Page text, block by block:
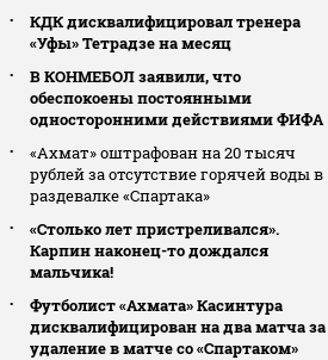
КДК дисквалифицировал тренера
«Уфы» Тетрадзе на месяц
В КОНМЕБОЛ заявили, что
обеспокоены постоянными
односторонними действиями ФИФА
«Ахмат» оштрафован на 20 тысяч
рублей за отсутствие горячей воды в
раздевалке «Спартака»
«Столько лет пристреливался».
Карпин наконец-то дождался
мальчика!
Футболист «Ахмата» Касинтура
дисквалифицирован на два матча за
удаление в матче со «Спартаком»